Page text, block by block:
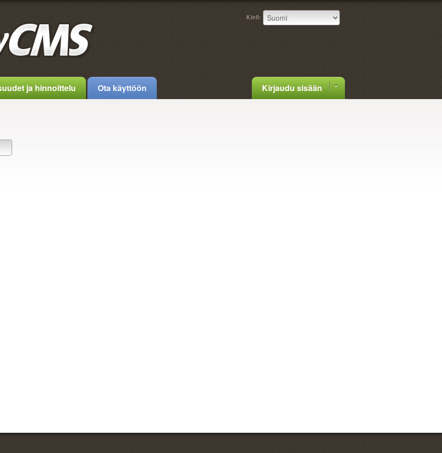
Kieli:
ja hinnoittelu Ota käyttöön Kirjaudu sisään